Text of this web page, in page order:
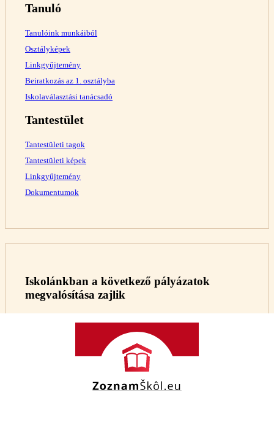
Tanuló
Tanulóink munkáiból
Osztályképek
Linkgyűjtemény
Beiratkozás az 1. osztályba
Iskolaválasztási tanácsadó
Tantestület
Tantestületi tagok
Tantestületi képek
Linkgyűjtemény
Dokumentumok
Iskolánkban a következő pályázatok
megvalósítása zajlik